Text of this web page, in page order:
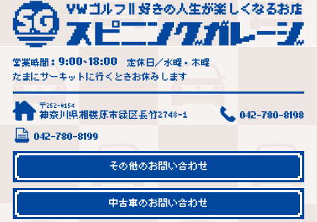
営業時間： 9:00~18:00
定休日／水曜・木曜
たまにサーキットに行くときお休みします
〒252-0154
神奈川県相模原市緑区長竹2748-1 042-780-8198
042-780-8199
その他のお問い合わせ
中古車のお問い合わせ